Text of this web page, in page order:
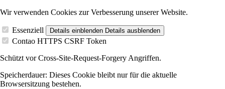
Wir verwenden Cookies zur Verbesserung unserer Website.
Essenziell Details einblenden Details ausblenden
Contao HTTPS CSRF Token
Schützt vor Cross-Site-Request-Forgery Angriffen.
Speicherdauer: Dieses Cookie bleibt nur für die aktuelle
Browsersitzung bestehen.